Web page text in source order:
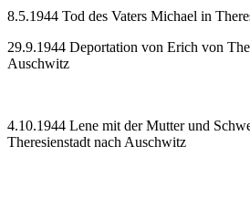
8.5.1944 Tod des Vaters Michael in
29.9.1944 Deportation von Erich von
Auschwitz
4.10.1944 Lene mit der Mutter und
Theresienstadt nach Auschwitz